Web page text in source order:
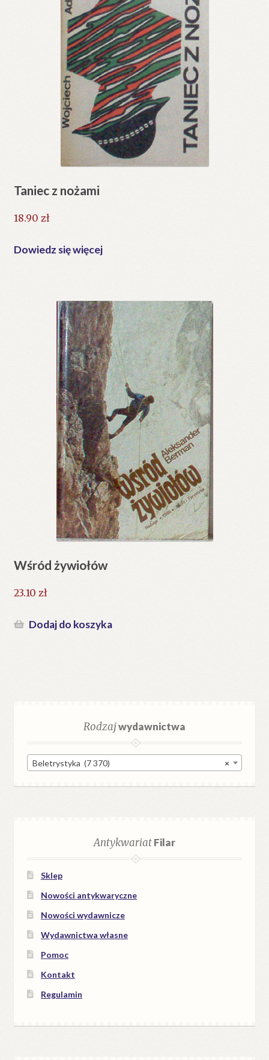
Taniec z nożami
18.90 zł
Dowiedz się więcej
Wśród żywiołów
23.10 zł
Dodaj do koszyka
Rodzajwydawnictwa
×
Beletrystyka (7 370)
AntykwariatFilar
Sklep
Nowości antykwaryczne
Nowości wydawnicze
Wydawnictwa własne
Pomoc
Kontakt
Regulamin